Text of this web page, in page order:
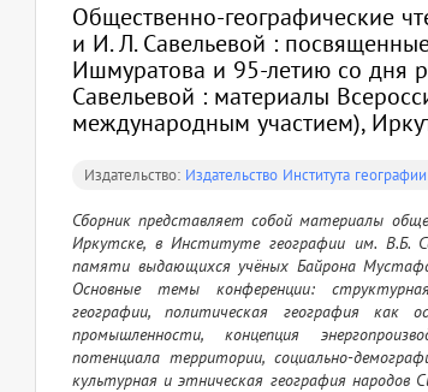
Общественно-географические
и И. Л. Савельевой :
Ишмуратова и 95-летию со дня
Савельевой : материалы
международным участием),
Издательство: Издательство Института
Сборник представляет собой материалы
Иркутске, в Институте географии им. В.Б.
памяти выдающихся учёных Байрона
Основные темы конференции:
географии, политическая география как
промышленности, концепция
потенциала территории, социально-
культурная и этническая география